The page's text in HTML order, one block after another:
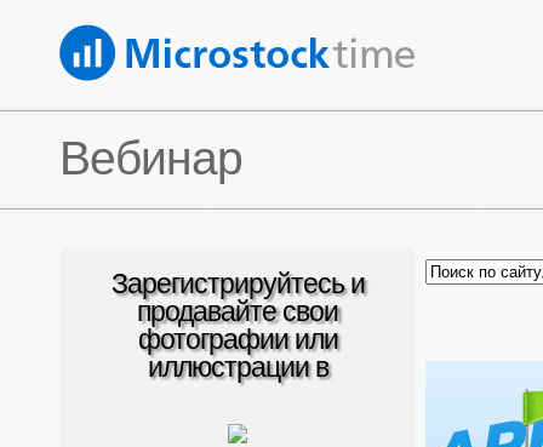
Вебинар
Зарегистрируйтесь и
продавайте свои
фотографии или
иллюстрации в